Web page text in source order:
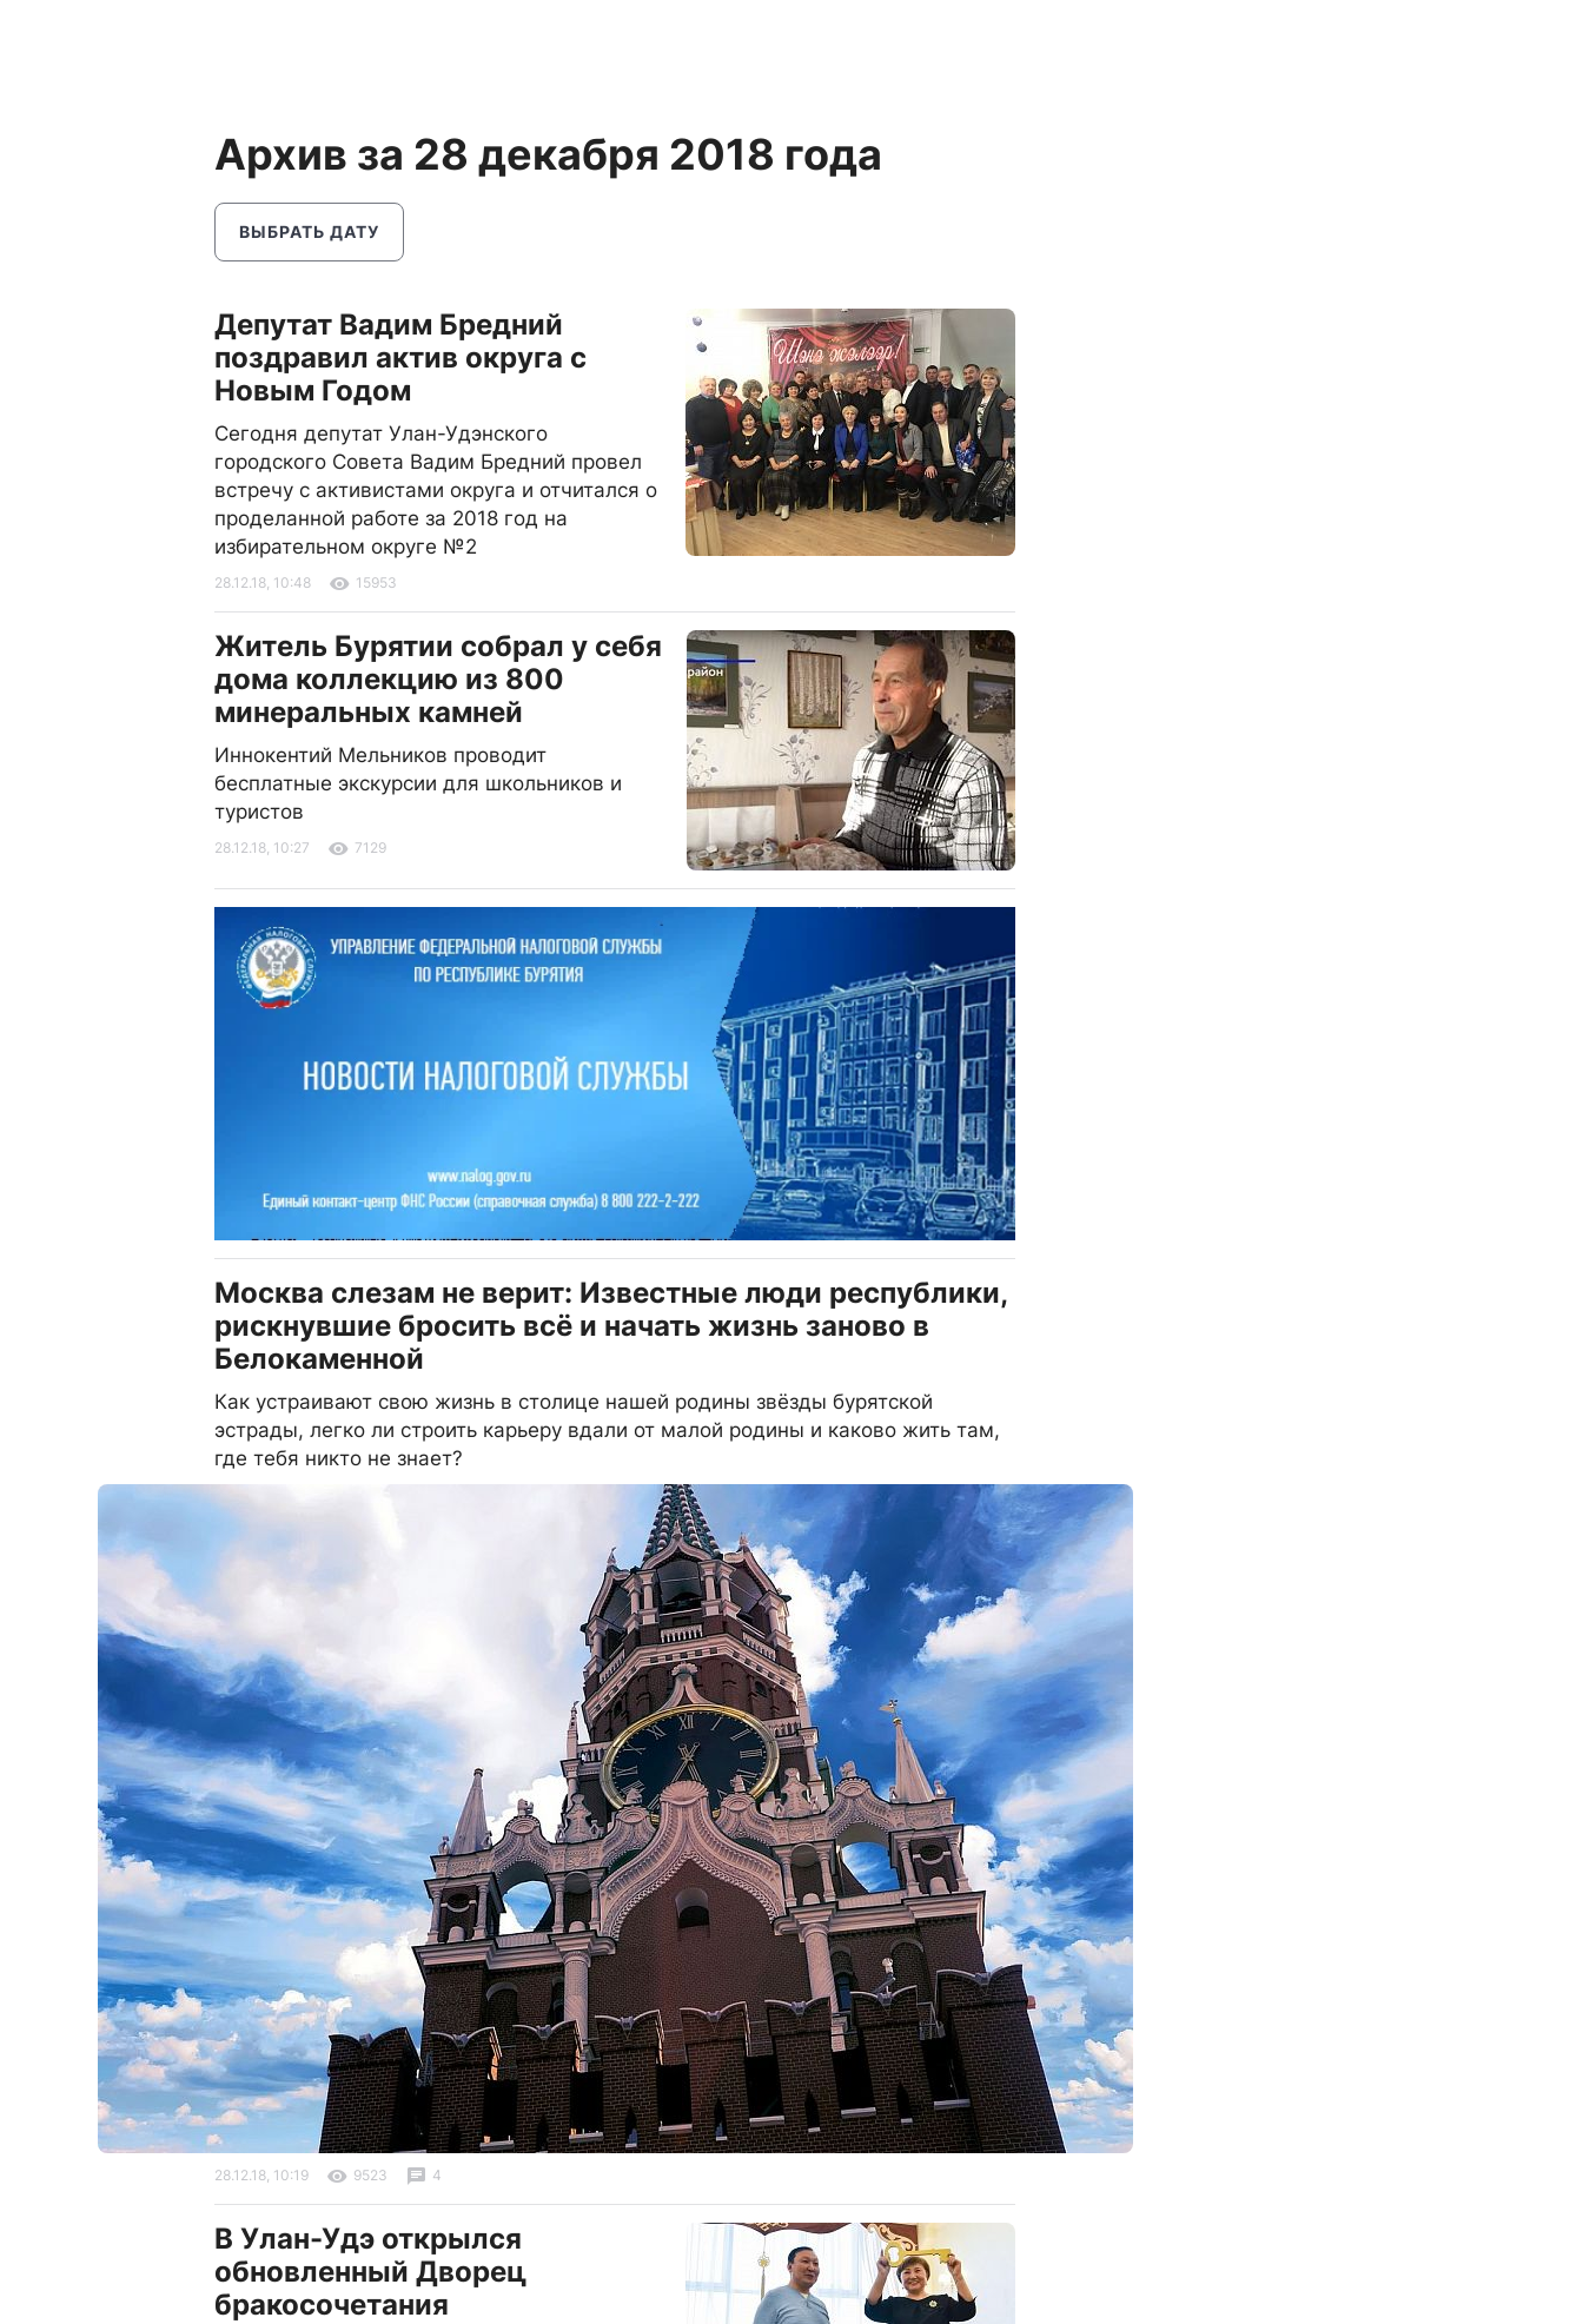
Архив за 28 декабря 2018 года
ВЫБРАТЬ ДАТУ
Депутат Вадим Бредний
поздравил актив округа с
Новым Годом
Сегодня депутат Улан-Удэнского
городского Совета Вадим Бредний провел
встречу с активистами округа и отчитался о
проделанной работе за 2018 год на
избирательном округе №2
28.12.18, 10:48 15953
Житель Бурятии собрал у себя
дома коллекцию из 800
минеральных камней
Иннокентий Мельников проводит
бесплатные экскурсии для школьников и
туристов
28.12.18, 10:27 7129
Москва слезам не верит: Известные люди республики,
рискнувшие бросить всё и начать жизнь заново в
Белокаменной
Как устраивают свою жизнь в столице нашей родины звёзды бурятской
эстрады, легко ли строить карьеру вдали от малой родины и каково жить там,
где тебя никто не знает?
28.12.18, 10:19 9523 4
В Улан-Удэ открылся
обновленный Дворец
бракосочетания